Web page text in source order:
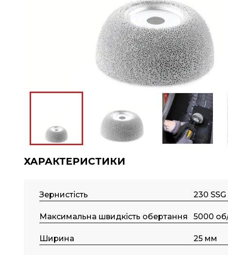
ХАРАКТЕРИСТИКИ
Зернистість 230 SSG
Максимальна швидкість обертання 5000
Ширина 25 мм